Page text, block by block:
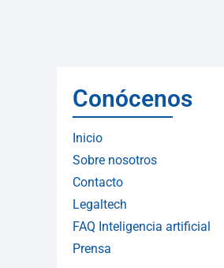
Conócenos
Inicio
Sobre nosotros
Contacto
Legaltech
FAQ Inteligencia artificial
Prensa